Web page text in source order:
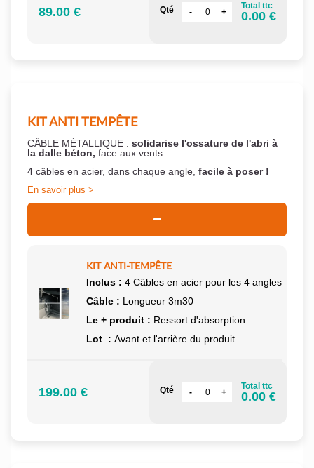
89.00 € Qté Total ttc
0.00 €
KIT ANTI TEMPÊTE
CÂBLE MÉTALLIQUE : solidarise l'ossature de l'abri à
la dalle béton, face aux vents.
4 câbles en acier, dans chaque angle, facile à poser !
En savoir plus
KIT ANTI-TEMPÊTE
Inclus : 4 Câbles en acier pour les 4 angles
Câble : Longueur 3m30
Le + produit : Ressort d'absorption
Lot : Avant et l'arrière du produit
199.00 € Qté Total ttc
0.00 €